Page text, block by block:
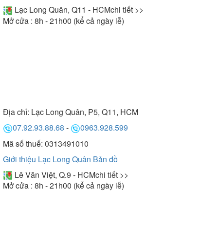
Lạc Long Quân, Q11 - HCMchi tiết >>
Mở cửa : 8h - 21h00 (kể cả ngày lễ)
Địa chỉ: Lạc Long Quân, P5, Q11, HCM
07.92.93.88.68 -
0963.928.599
Mã số thuế: 0313491010
Giới thiệu Lạc Long Quân Bản đồ
Lê Văn Việt, Q.9 - HCMchi tiết >>
Mở cửa : 8h - 21h00 (kể cả ngày lễ)